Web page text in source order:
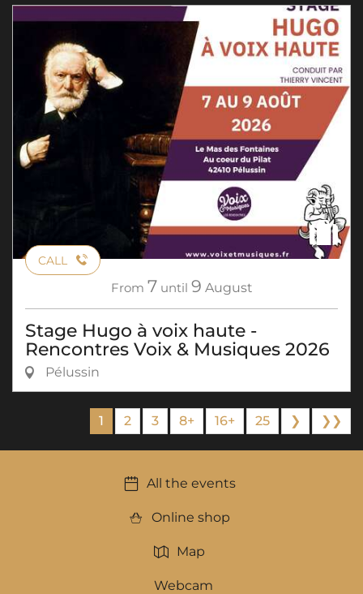
CALL
From 7 until 9 August
Stage Hugo à voix haute -
Rencontres Voix & Musiques 2026
Pélussin
1 2 3 8+ 16+ 25 ❯ ❯❯
All the events
Online shop
Map
Webcam